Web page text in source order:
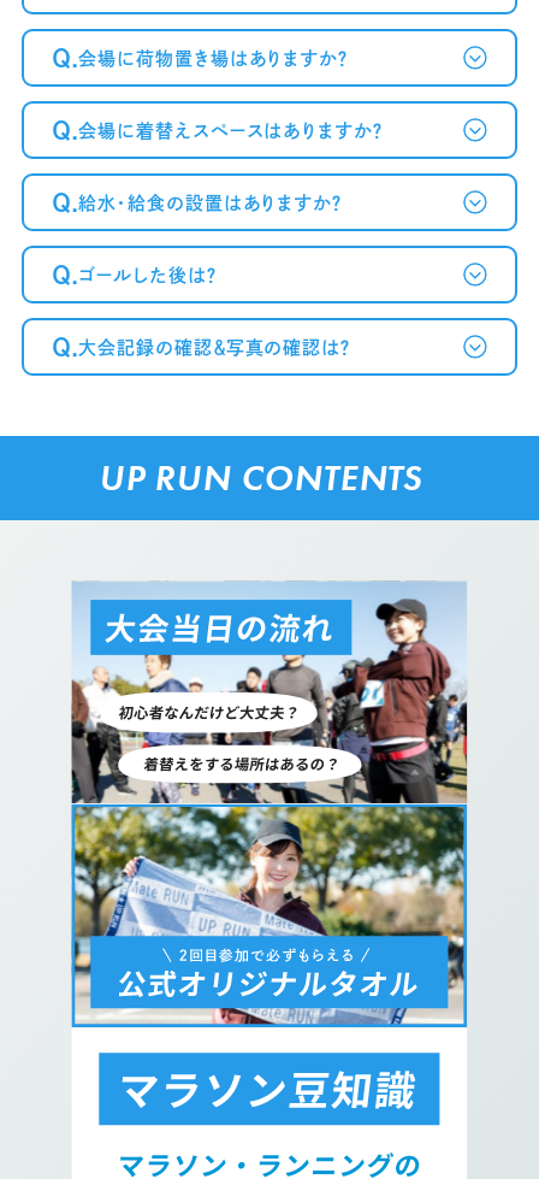
Q.会場に荷物置き場はありますか？
Q.会場に着替えスペースはありますか？
Q.給水・給食の設置はありますか？
Q.ゴールした後は？
Q.大会記録の確認＆写真の確認は？
UP RUN CONTENTS